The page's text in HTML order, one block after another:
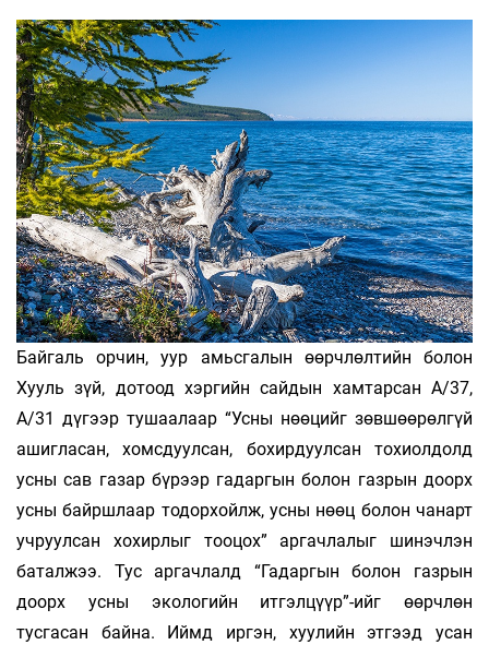
Байгаль орчин, уур амьсгалын өөрчлөлтийн болон
Хууль зүй, дотоод хэргийн сайдын хамтарсан А/37,
А/31 дүгээр тушаалаар “Усны нөөцийг зөвшөөрөлгүй
ашигласан, хомсдуулсан, бохирдуулсан тохиолдолд
усны сав газар бүрээр гадаргын болон газрын доорх
усны байршлаар тодорхойлж, усны нөөц болон чанарт
учруулсан хохирлыг тооцох” аргачлалыг шинэчлэн
баталжээ. Тус аргачлалд “Гадаргын болон газрын
доорх усны экологийн итгэлцүүр”-ийг өөрчлөн
тусгасан байна. Иймд иргэн, хуулийн этгээд усан